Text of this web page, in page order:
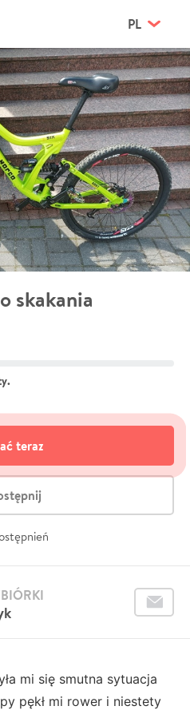
PL
skakania
teraz
mi się smutna sytuacja
pękł mi rower i niestety